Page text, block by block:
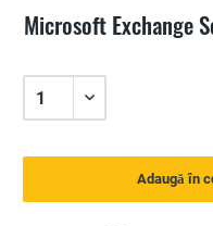
Microsoft Exchange
Adaugă în